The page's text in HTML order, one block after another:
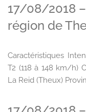
17/08/2018
région de
Caractéristiques
T2 (118 à 148 km/h)
La Reid (Theux)